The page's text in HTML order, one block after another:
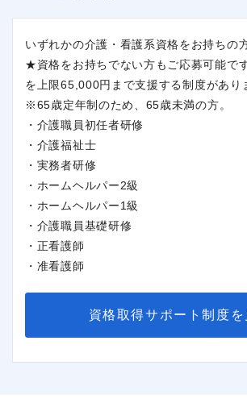
いずれかの介護・看護系資格をお持ちの方
★資格をお持ちでない方もご応募可能で
を上限65,000円まで支援する制度があり
※65歳定年制のため、65歳未満の方。
・介護職員初任者研修
・介護福祉士
・実務者研修
・ホームヘルパー2級
・ホームヘルパー1級
・介護職員基礎研修
・正看護師
・准看護師
資格取得サポート制度を